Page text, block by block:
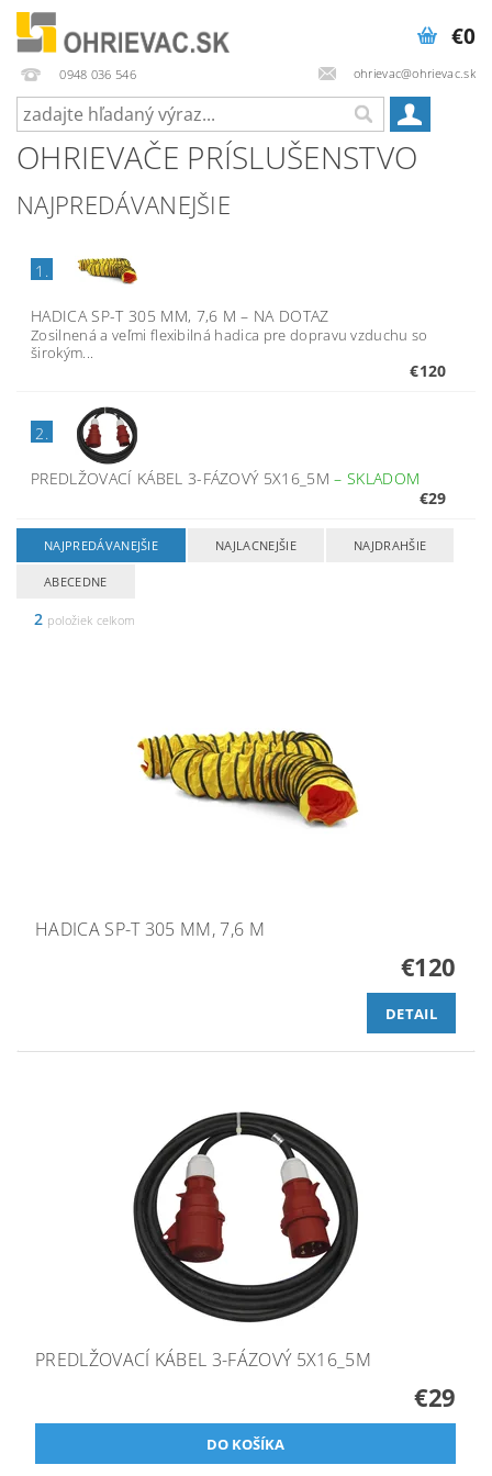
0948 036 546 ohrievac@ohrievac.sk
€0
OHRIEVAČE PRÍSLUŠENSTVO
NAJPREDÁVANEJŠIE
1.
HADICA SP-T 305 MM, 7,6 M– NA DOTAZ
Zosilnená a veľmi flexibilná hadica pre dopravu vzduchu so
širokým...
€120
2.
PREDLŽOVACÍ KÁBEL 3-FÁZOVÝ 5X16_5M– SKLADOM
€29
NAJPREDÁVANEJŠIE NAJLACNEJŠIE NAJDRAHŠIE
ABECEDNE
2 položiek celkom
HADICA SP-T 305 MM, 7,6 M
€120
DETAIL
PREDLŽOVACÍ KÁBEL 3-FÁZOVÝ 5X16_5M
€29